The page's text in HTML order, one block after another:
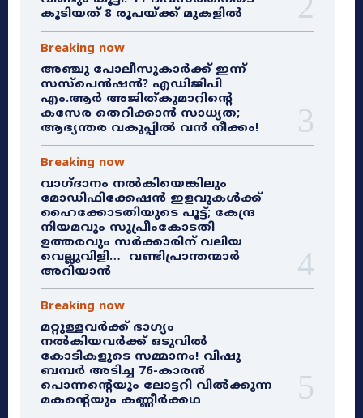
കൂടിയത് 8 രൂപയ്ക്ക് മുകളിൽ
Breaking now
അഞ്ചു പോലീസുകാർക്ക് ഇന്ന്
സസ്‌പെൻഷൻ? എഡിജിപി
എം.ആർ അജിത്കുമാറിൻ്റെ
കസേര തെറിക്കാൻ സാധ്യത;
ആഭ്യന്തര വകുപ്പിൽ വൻ നീക്കം!
Breaking now
വാഗ്ദാനം നൽകിയെങ്കിലും
മോഡിഫിക്കേഷൻ ഇളവുകൾക്ക്
ഹൈക്കോടതിയുടെ പൂട്ട്; കേന്ദ്ര
നിയമവും സുപ്രീംകോടതി
ഉത്തരവും സർക്കാരിന് വലിയ
വെല്ലുവിളി… വണ്ടിപ്രാന്തന്മാർ
അറിയാൻ
Breaking now
മറ്റുള്ളവർക്ക് ഭാഗ്യം
നൽകിയവർക്ക് ഒടുവിൽ
കോടികളുടെ സമ്മാനം! വിഷു
ബമ്പർ അടിച്ച 76-കാരൻ
പൊന്നന്റെയും ലോട്ടറി വിൽക്കുന്ന
മകന്റെയും കണ്ണീർക്കഥ